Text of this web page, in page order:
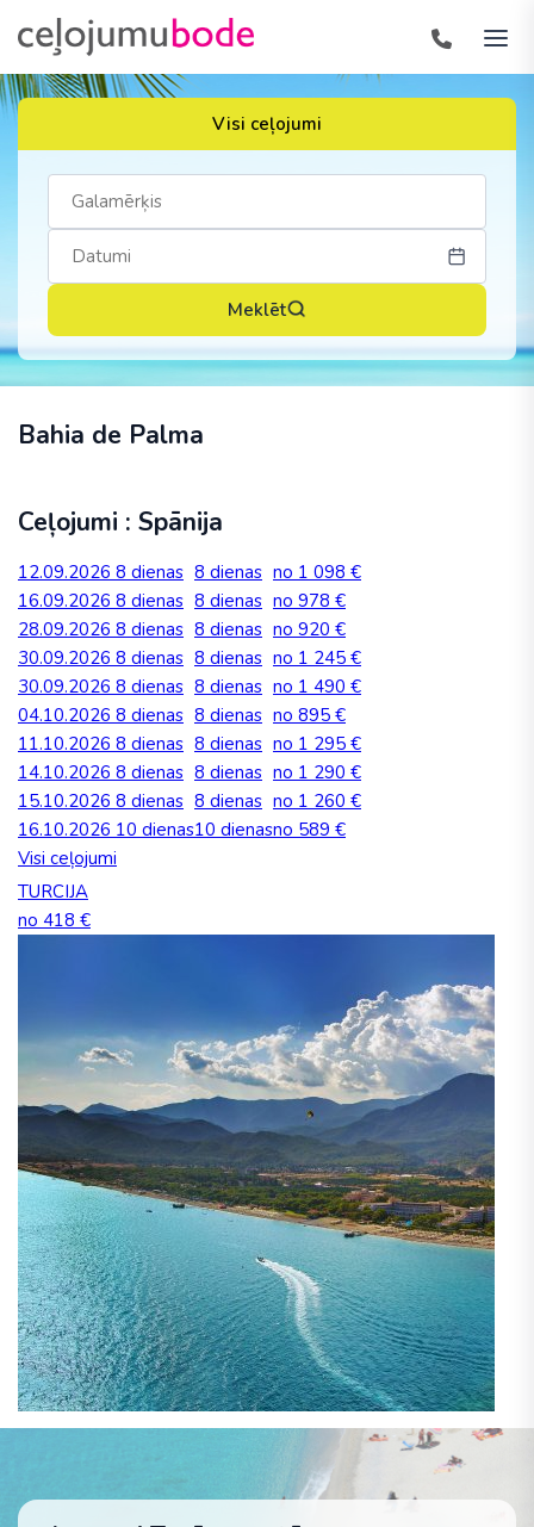
Visi ceļojumi
Meklēt
Bahia de Palma
Ceļojumi : Spānija
12.09.2026 8 dienas 8 dienas no 1 098 €
16.09.2026 8 dienas 8 dienas no 978 €
28.09.2026 8 dienas 8 dienas no 920 €
30.09.2026 8 dienas 8 dienas no 1 245 €
30.09.2026 8 dienas 8 dienas no 1 490 €
04.10.2026 8 dienas 8 dienas no 895 €
11.10.2026 8 dienas 8 dienas no 1 295 €
14.10.2026 8 dienas 8 dienas no 1 290 €
15.10.2026 8 dienas 8 dienas no 1 260 €
16.10.2026 10 dienas10 dienasno 589 €
Visi ceļojumi
TURCIJA
no 418 €